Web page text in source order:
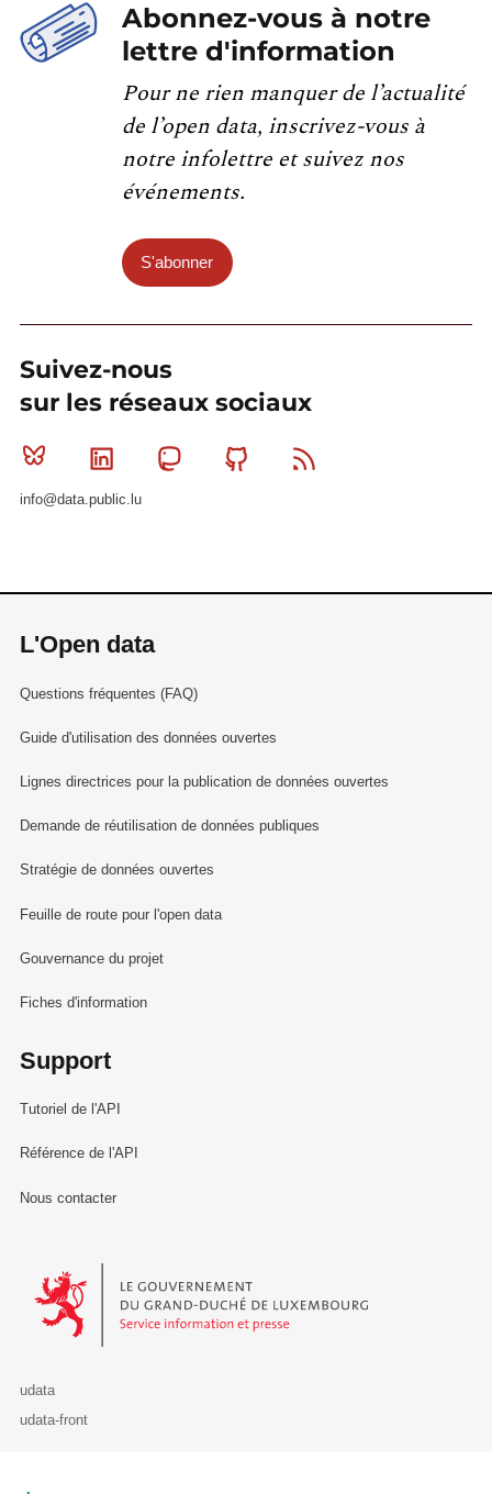
Abonnez-vous à notre
lettre d'information
Pour ne rien manquer de l’actualité
de l’open data, inscrivez-vous à
notre infolettre et suivez nos
événements.
S'abonner
Suivez-nous
sur les réseaux sociaux
Bluesky Linkedin MastodonGithub
info@data.public.lu
L'Open data
Questions fréquentes (FAQ)
Guide d'utilisation des données ouvertes
Lignes directrices pour la publication de données ouvertes
Demande de réutilisation de données publiques
Stratégie de données ouvertes
Feuille de route pour l'open data
Gouvernance du projet
Fiches d'information
Support
Tutoriel de l'API
Référence de l'API
Nous contacter
Le Gouvernement du Grand-Duché de Luxembourg - Service
udata
udata-front